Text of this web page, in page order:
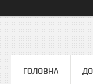
ГОЛОВНА